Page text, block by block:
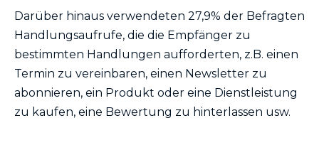
Darüber hinaus verwendeten 27,9% der Befragten
Handlungsaufrufe, die die Empfänger zu
bestimmten Handlungen aufforderten, z.B. einen
Termin zu vereinbaren, einen Newsletter zu
abonnieren, ein Produkt oder eine Dienstleistung
zu kaufen, eine Bewertung zu hinterlassen usw.